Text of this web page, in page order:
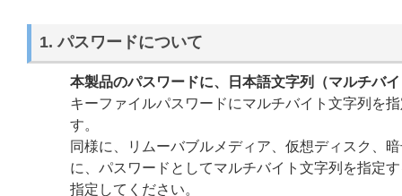
1. パスワードについて
本製品のパスワードに、日本語文字列（マルチバ
キーファイルパスワードにマルチバイト文字列を
す。
同様に、リムーバブルメディア、仮想ディスク、
に、パスワードとしてマルチバイト文字列を指定
指定してください。